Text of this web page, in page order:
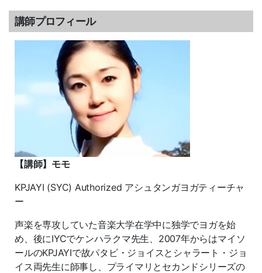
講師プロフィール
【講師】モモ
KPJAYI (SYC) Authorized アシュタンガヨガティーチャ
ー
声楽を専攻していた音楽大学在学中に独学でヨガを始
め、後にIYCでケンハラクマ先生、2007年からはマイソ
ールのKPJAYIで故パタビ・ジョイスとシャラート・ジョ
イス両先生に師事し、プライマリとセカンドシリーズの